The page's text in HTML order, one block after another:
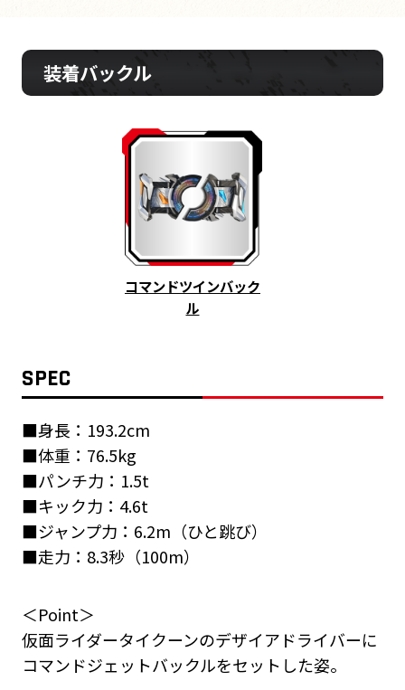
装着バックル
コマンドツインバック
ル
SPEC
■身長：193.2cm
■体重：76.5kg
■パンチ力：1.5t
■キック力：4.6t
■ジャンプ力：6.2m（ひと跳び）
■走力：8.3秒（100m）
＜Point＞
仮面ライダータイクーンのデザイアドライバーに
コマンドジェットバックルをセットした姿。